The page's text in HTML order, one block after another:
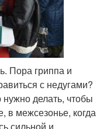
Пора гриппа и
с недугами?
нужно делать, чтобы
в межсезонье, когда